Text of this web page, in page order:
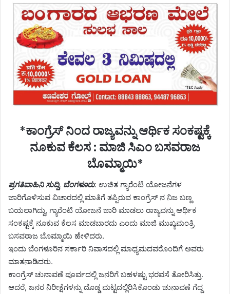
*ಕಾಂಗ್ರೆಸ್ ನಿಂದ ರಾಜ್ಯವನ್ನು ಆರ್ಥಿಕ ಸಂಕಷ್ಟಕ್ಕೆ
ನೂಕುವ ಕೆಲಸ : ಮಾಜಿ ಸಿಎಂ ಬಸವರಾಜ
ಬೊಮ್ಮಾಯಿ‌*
ಪ್ರಗತಿವಾಹಿನಿ ಸುದ್ದಿ, ಬೆಂಗಳೂರು: ಉಚಿತ ಗ್ಯಾರೆಂಟಿ ಯೋಜನೆಗಳ
ಜಾರಿಗೊಳಿಸುವ ವಿಚಾರದಲ್ಲಿ ಮಾತಿಗೆ ತಪ್ಪಿರುವ ಕಾಂಗ್ರೆಸ್ ನ ನಿಜ ಬಣ್ಣ
ಬಯಲಾಗಿದ್ದು, ಗ್ಯಾರೆಂಟಿ ಯೋಜನೆ ಜಾರಿ ಮಾಡಲು ರಾಜ್ಯವನ್ನು ಆರ್ಥಿಕ
ಸಂಕಷ್ಟಕ್ಕೆ ನೂಕುವ ಕೆಲಸ ಮಾಡಬಾರದು ಎಂದು ಮಾಜಿ ಮುಖ್ಯಮಂತ್ರಿ
ಬಸವರಾಜ ಬೊಮ್ಮಾಯಿ‌ ಹೇಳಿದರು.
ಇಂದು ಬೆಂಗಳೂರಿನ ಸರ್ಕಾರಿ ನಿವಾಸದಲ್ಲಿ ಮಾಧ್ಯಮದವರೊಂದಿಗೆ ಅವರು
ಮಾತನಾಡಿದರು.
ಕಾಂಗ್ರೆಸ್ ಚುನಾವಣೆ ಪೂರ್ವದಲ್ಲಿ ಜನರಿಗೆ ಬಹಳಷ್ಟು ಭರವಸೆ ತೋರಿಸಿತ್ತು.
ಆದರೆ, ಜನರ ನಿರೀಕ್ಷೆಗಳನ್ನು ದೊಡ್ಡ ಮಟ್ಟದಲ್ಲಿರಿಸಿಕೊಂಡು ಚುನಾವಣೆ ಗೆದ್ದ